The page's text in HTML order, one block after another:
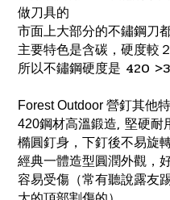
做刀具的
市面上大部分的不鏽鋼刀
主要特色是含碳，硬度較
所以不鏽鋼硬度是 420
Forest Outdoor 營釘其他
420鋼材高溫鍛造, 堅硬耐
橢圓釘身，下釘後不易旋
經典一體造型圓潤外觀，
容易受傷（常有聽說露友